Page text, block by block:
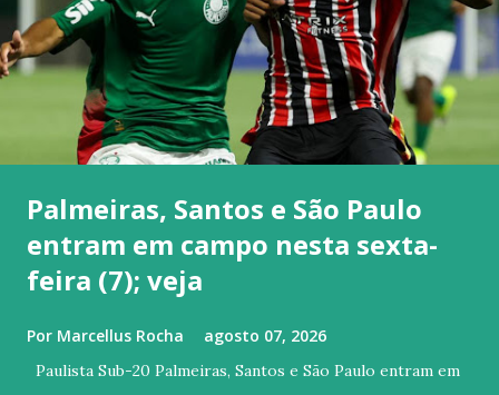
Palmeiras, Santos e São Paulo
entram em campo nesta sexta-
feira (7); veja
Por Marcellus Rocha agosto 07, 2026
Paulista Sub-20 Palmeiras, Santos e São Paulo entram em